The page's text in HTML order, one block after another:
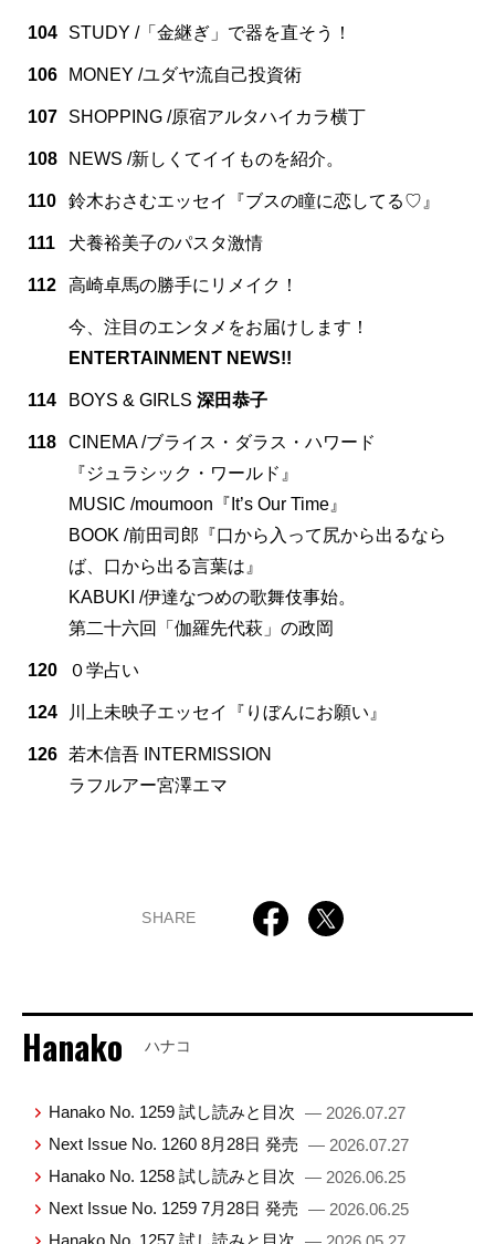
104 STUDY /「金継ぎ」で器を直そう！
106 MONEY /ユダヤ流自己投資術
107 SHOPPING /原宿アルタハイカラ横丁
108 NEWS /新しくてイイものを紹介。
110 鈴木おさむエッセイ『ブスの瞳に恋してる♡』
111 犬養裕美子のパスタ激情
112 高崎卓馬の勝手にリメイク！
今、注目のエンタメをお届けします！
ENTERTAINMENT NEWS!!
114 BOYS & GIRLS 深田恭子
118
CINEMA /ブライス・ダラス・ハワード
『ジュラシック・ワールド』
MUSIC /moumoon『It’s Our Time』
BOOK /前田司郎『口から入って尻から出るなら
ば、口から出る言葉は』
KABUKI /伊達なつめの歌舞伎事始。
第二十六回「伽羅先代萩」の政岡
120 ０学占い
124 川上未映子エッセイ『りぼんにお願い』
126
若木信吾 INTERMISSION
ラフルアー宮澤エマ
SHARE
Hanako ハナコ
Hanako No. 1259 試し読みと目次 — 2026.07.27
Next Issue No. 1260 8月28日 発売 — 2026.07.27
Hanako No. 1258 試し読みと目次 — 2026.06.25
Next Issue No. 1259 7月28日 発売 — 2026.06.25
Hanako No. 1257 試し読みと目次